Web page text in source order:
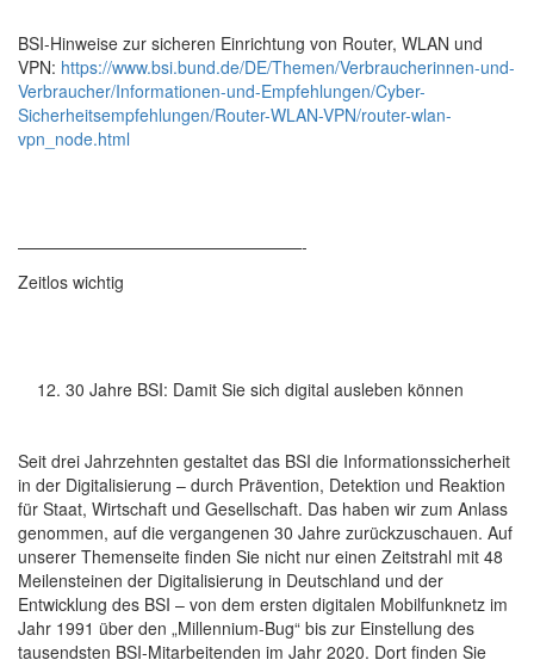
BSI-Hinweise zur sicheren Einrichtung von Router, WLAN und
VPN: https://www.bsi.bund.de/DE/Themen/Verbraucherinnen-und-
Verbraucher/Informationen-und-Empfehlungen/Cyber-
Sicherheitsempfehlungen/Router-WLAN-VPN/router-wlan-
vpn_node.html
—————————————————-
Zeitlos wichtig
30 Jahre BSI: Damit Sie sich digital ausleben können
Seit drei Jahrzehnten gestaltet das BSI die Informationssicherheit
in der Digitalisierung – durch Prävention, Detektion und Reaktion
für Staat, Wirtschaft und Gesellschaft. Das haben wir zum Anlass
genommen, auf die vergangenen 30 Jahre zurückzuschauen. Auf
unserer Themenseite finden Sie nicht nur einen Zeitstrahl mit 48
Meilensteinen der Digitalisierung in Deutschland und der
Entwicklung des BSI – von dem ersten digitalen Mobilfunknetz im
Jahr 1991 über den „Millennium-Bug“ bis zur Einstellung des
tausendsten BSI-Mitarbeitenden im Jahr 2020. Dort finden Sie